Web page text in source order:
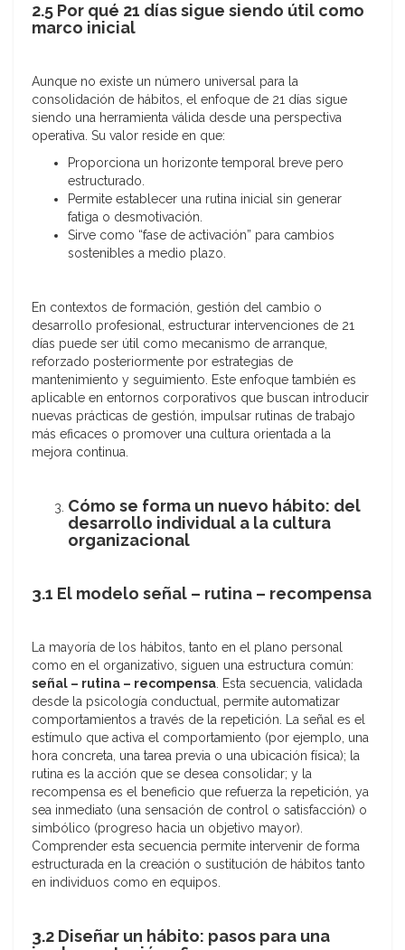
2.5 Por qué 21 días sigue siendo útil como
marco inicial
Aunque no existe un número universal para la
consolidación de hábitos, el enfoque de 21 días sigue
siendo una herramienta válida desde una perspectiva
operativa. Su valor reside en que:
Proporciona un horizonte temporal breve pero
estructurado.
Permite establecer una rutina inicial sin generar
fatiga o desmotivación.
Sirve como “fase de activación” para cambios
sostenibles a medio plazo.
En contextos de formación, gestión del cambio o
desarrollo profesional, estructurar intervenciones de 21
días puede ser útil como mecanismo de arranque,
reforzado posteriormente por estrategias de
mantenimiento y seguimiento. Este enfoque también es
aplicable en entornos corporativos que buscan introducir
nuevas prácticas de gestión, impulsar rutinas de trabajo
más eficaces o promover una cultura orientada a la
mejora continua.
Cómo se forma un nuevo hábito: del
desarrollo individual a la cultura
organizacional
3.1 El modelo señal – rutina – recompensa
La mayoría de los hábitos, tanto en el plano personal
como en el organizativo, siguen una estructura común:
señal – rutina – recompensa. Esta secuencia, validada
desde la psicología conductual, permite automatizar
comportamientos a través de la repetición. La señal es el
estímulo que activa el comportamiento (por ejemplo, una
hora concreta, una tarea previa o una ubicación física); la
rutina es la acción que se desea consolidar; y la
recompensa es el beneficio que refuerza la repetición, ya
sea inmediato (una sensación de control o satisfacción) o
simbólico (progreso hacia un objetivo mayor).
Comprender esta secuencia permite intervenir de forma
estructurada en la creación o sustitución de hábitos tanto
en individuos como en equipos.
3.2 Diseñar un hábito: pasos para una